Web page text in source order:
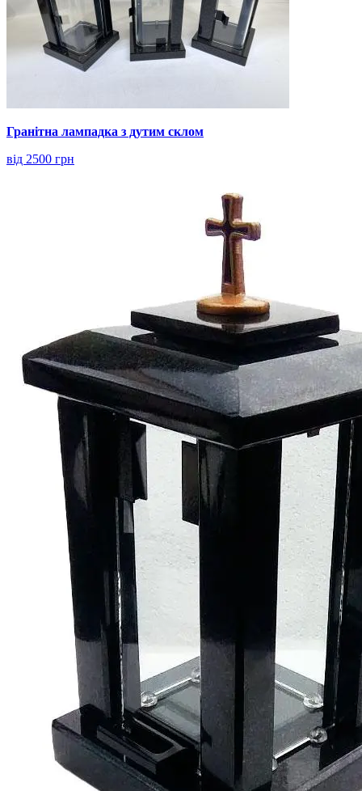
Гранітна лампадка з дутим склом
від 2500 грн